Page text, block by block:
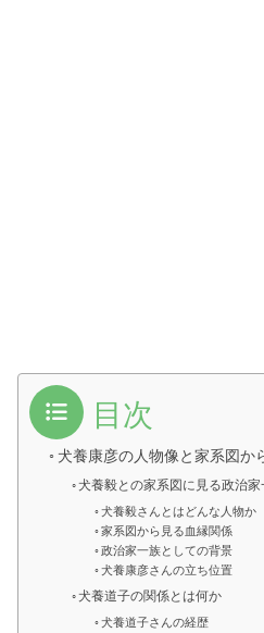
目次
犬養康彦の人物像と家系図か
犬養毅との家系図に見る政治
犬養毅さんとはどんな人物か
家系図から見る血縁関係
政治家一族としての背景
犬養康彦さんの立ち位置
犬養道子の関係とは何か
犬養道子さんの経歴